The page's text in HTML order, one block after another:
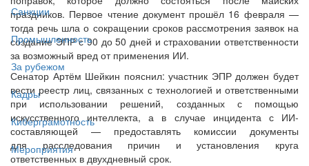
Санкции
Промышленность
За рубежом
Кадры
Киберграмотность
Мероприятия
праздников. Первое чтение документ прошёл 16 февраля —
тогда речь шла о сокращении сроков рассмотрения заявок на
создание ЭПР с 90 до 50 дней и страховании ответственности
за возможный вред от применения ИИ.
Сенатор Артём Шейкин пояснил: участник ЭПР должен будет
вести реестр лиц, связанных с технологией и ответственными
при использовании решений, созданных с помощью
искусственного интеллекта, а в случае инцидента с ИИ-
составляющей — предоставлять комиссии документы
для расследования причин и установления круга
ответственных в двухдневный срок.